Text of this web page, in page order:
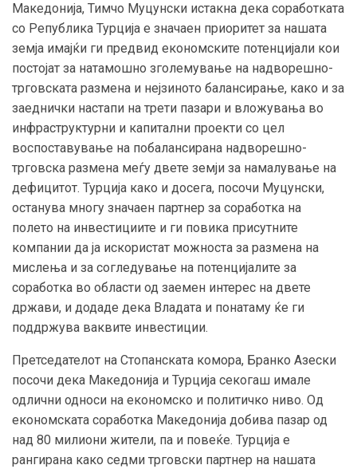
Македонија, Тимчо Муцунски истакна дека соработката
со Република Турција е значаен приоритет за нашата
земја имајќи ги предвид економските потенцијали кои
постојат за натамошно зголемување на надворешно-
трговската размена и нејзиното балансирање, како и за
заеднички настапи на трети пазари и вложувања во
инфраструктурни и капитални проекти со цел
воспоставување на побалансирана надворешно-
трговска размена меѓу двете земји за намалување на
дефицитот. Турција како и досега, посочи Муцунски,
останува многу значаен партнер за соработка на
полето на инвестициите и ги повика присутните
компании да ја искористат можноста за размена на
мислења и за согледување на потенцијалите за
соработка во области од заемен интерес на двете
држави, и додаде дека Владата и понатаму ќе ги
поддржува ваквите инвестиции.
Претседателот на Стопанската комора, Бранко Азески
посочи дека Македонија и Турција секогаш имале
одлични односи на економско и политичко ниво. Од
економската соработка Македонија добива пазар од
над 80 милиони жители, па и повеќе. Турција е
рангирана како седми трговски партнер на нашата